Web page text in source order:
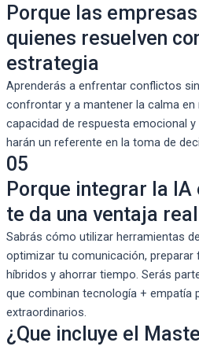
Porque las
quienes resuelven
estrategia
Aprenderás a enfrentar conflictos
confrontar y a mantener la calma
capacidad de respuesta emocional
harán un referente en la toma de
05
Porque integrar la
te da una ventaja real
Sabrás cómo utilizar herramientas
optimizar tu comunicación, preparar
híbridos y ahorrar tiempo. Serás
que combinan tecnología + empatía
extraordinarios.
¿Que incluye el